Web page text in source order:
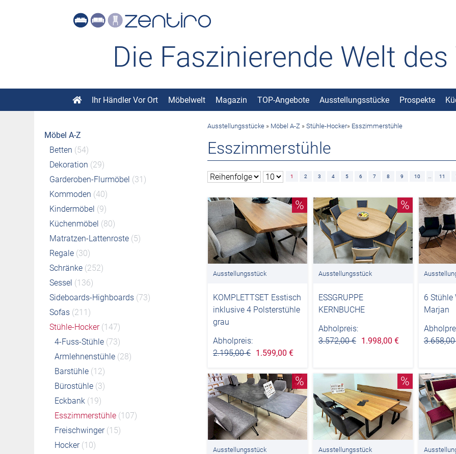
Die Faszinierende Welt
Ihr Händler Vor Ort Möbelwelt Magazin TOP-Angebote Ausstellungsstücke Prospekte
Möbel A-Z
Betten (54)
Dekoration (29)
Garderoben-Flurmöbel (31)
Kommoden (40)
Kindermöbel (9)
Küchenmöbel (80)
Matratzen-Lattenroste (5)
Regale (30)
Schränke (252)
Sessel (136)
Sideboards-Highboards (73)
Sofas (211)
Stühle-Hocker (147)
4-Fuss-Stühle (73)
Armlehnenstühle (28)
Barstühle (12)
Bürostühle (3)
Eckbank (19)
Esszimmerstühle (107)
Freischwinger (15)
Hocker (10)
Ausstellungsstücke » Möbel A-Z »Stühle-Hocker» Esszimmerstühle
Esszimmerstühle
1 2 3 4 5 6 7 8 9 10 11
%
Ausstellungsstück
KOMPLETTSET Esstisch
inklusive 4 Polsterstühle
grau
Abholpreis:
2.195,00 € 1.599,00 €
%
Ausstellungsstück
ESSGRUPPE
KERNBUCHE
Abholpreis:
3.572,00 € 1.998,00 €
6 Stühle
Marjan
%
Ausstellungsstück
%
Ausstellungsstück